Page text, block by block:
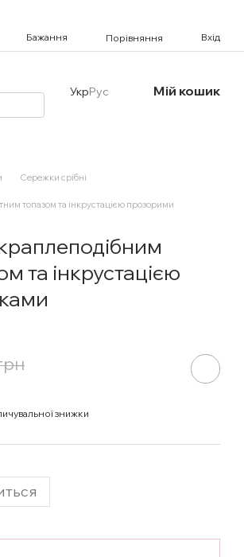
Бажання Порівняння Вхід
УкрРус Мій кошик
Сережки срібні
топазом та інкрустацією прозорими
та інкрустацією
знижки